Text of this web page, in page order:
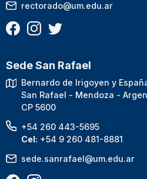
rectorado@um.edu.ar
Sede San Rafael
Bernardo de Irigoyen y
San Rafael - Mendoza -
CP 5600
+54 260 443-5695
Cel: +54 9 260 481-8881
sede.sanrafael@um.edu.ar